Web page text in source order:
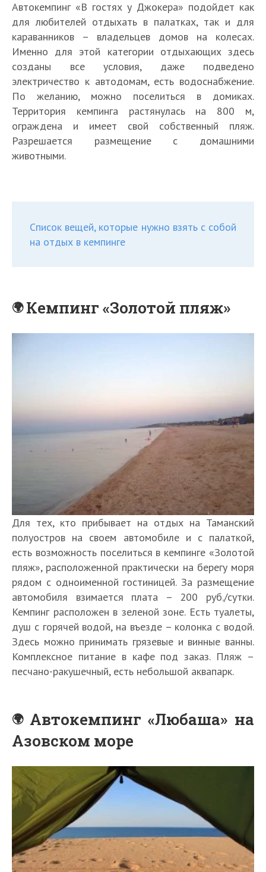
Автокемпинг «В гостях у Джокера» подойдет как
для любителей отдыхать в палатках, так и для
караванников – владельцев домов на колесах.
Именно для этой категории отдыхающих здесь
созданы все условия, даже подведено
электричество к автодомам, есть водоснабжение.
По желанию, можно поселиться в домиках.
Территория кемпинга растянулась на 800 м,
ограждена и имеет свой собственный пляж.
Разрешается размещение с домашними
животными.
Список вещей, которые нужно взять с собой
на отдых в кемпинге
Кемпинг «Золотой пляж»
Для тех, кто прибывает на отдых на Таманский
полуостров на своем автомобиле и с палаткой,
есть возможность поселиться в кемпинге «Золотой
пляж», расположенной практически на берегу моря
рядом с одноименной гостиницей. За размещение
автомобиля взимается плата – 200 руб./сутки.
Кемпинг расположен в зеленой зоне. Есть туалеты,
душ с горячей водой, на въезде – колонка с водой.
Здесь можно принимать грязевые и винные ванны.
Комплексное питание в кафе под заказ. Пляж –
песчано-ракушечный, есть небольшой аквапарк.
Автокемпинг «Любаша» на
Азовском море